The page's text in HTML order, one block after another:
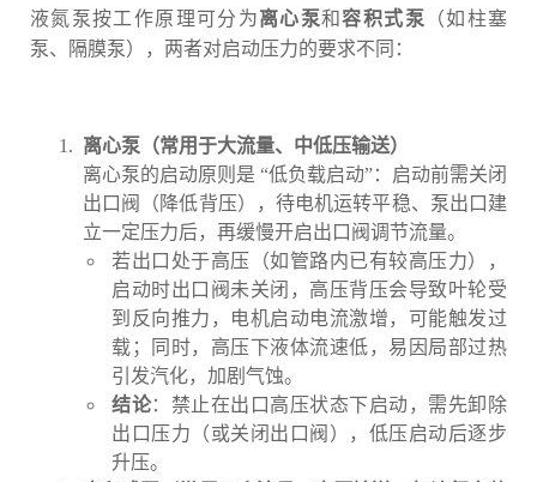
液氮泵按工作原理可分为离心泵和容积式泵
（如柱塞
泵、隔膜泵），两者对启动压力的要求不同：
离心泵（常用于大流量、中低压输送）
离心泵的启动原则是 “低负载启动”：启动前需关闭
出口阀（降低背压），待电机运转平稳、泵出口建
立一定压力后，再缓慢开启出口阀调节流量。
若出口处于高压（如管路内已有较高压力），
启动时出口阀未关闭，高压背压会导致叶轮受
到反向推力，电机启动电流激增，可能触发过
载；同时，高压下液体流速低，易因局部过热
引发汽化，加剧气蚀。
结论：禁止在出口高压状态下启动，需先卸除
出口压力（或关闭出口阀），低压启动后逐步
升压。